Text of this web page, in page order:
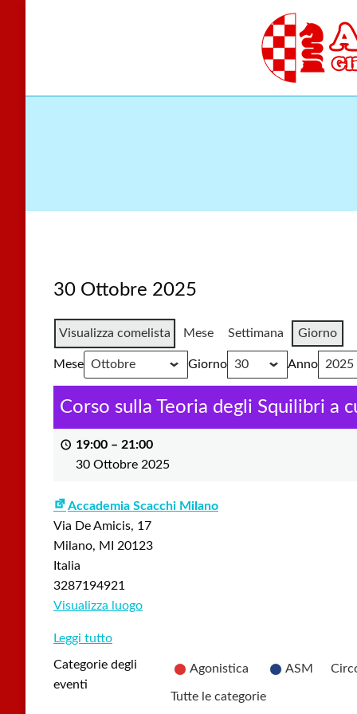
Gli scacchi nel
30 Ottobre 2025
Visualizza come lista Mese Settimana Giorno
Mese Giorno Anno
Corso sulla Teoria degli Squilibri a
19:00 – 21:00
30 Ottobre 2025
Accademia Scacchi Milano
Via De Amicis, 17
Milano, MI
20123
Italia
3287194921
Visualizza luogo
Leggi tutto
Categorie degli
eventi
Agonistica ASM
Tutte le categorie